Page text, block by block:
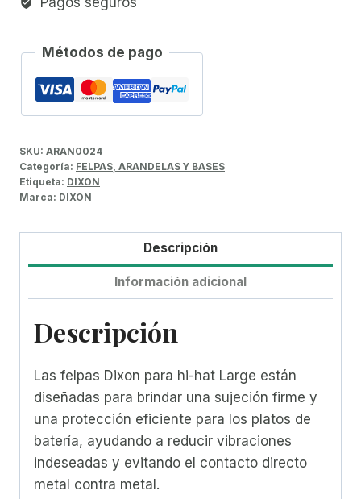
Métodos de pago
SKU: ARAN0024
Categoría: FELPAS, ARANDELAS Y BASES
Etiqueta: DIXON
Marca: DIXON
Descripción
Información adicional
Descripción
Las felpas Dixon para hi-hat Large están
diseñadas para brindar una sujeción firme y
una protección eficiente para los platos de
batería, ayudando a reducir vibraciones
indeseadas y evitando el contacto directo
metal contra metal.